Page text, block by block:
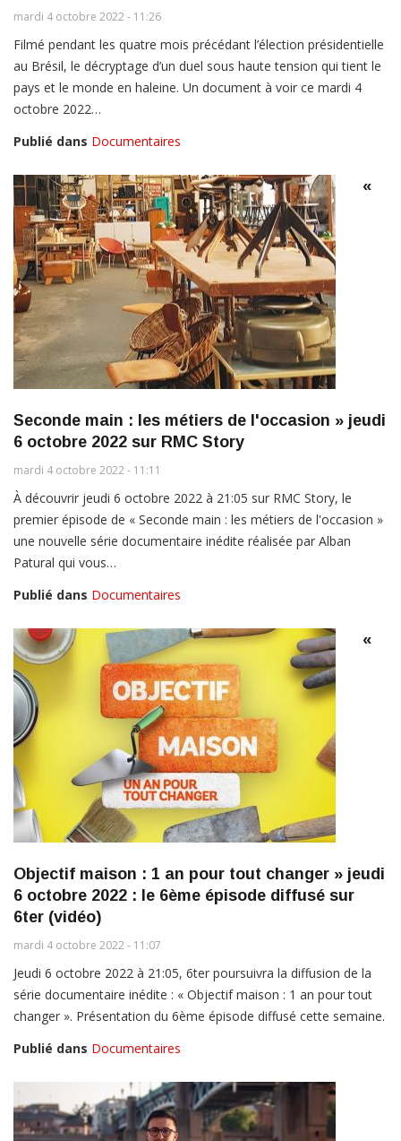
mardi 4 octobre 2022 - 11:26
Filmé pendant les quatre mois précédant l’élection présidentielle
au Brésil, le décryptage d’un duel sous haute tension qui tient le
pays et le monde en haleine. Un document à voir ce mardi 4
octobre 2022…
Publié dans Documentaires
«
Seconde main : les métiers de l'occasion » jeudi
6 octobre 2022 sur RMC Story
mardi 4 octobre 2022 - 11:11
À découvrir jeudi 6 octobre 2022 à 21:05 sur RMC Story, le
premier épisode de « Seconde main : les métiers de l'occasion »
une nouvelle série documentaire inédite réalisée par Alban
Patural qui vous…
Publié dans Documentaires
«
Objectif maison : 1 an pour tout changer » jeudi
6 octobre 2022 : le 6ème épisode diffusé sur
6ter (vidéo)
mardi 4 octobre 2022 - 11:07
Jeudi 6 octobre 2022 à 21:05, 6ter poursuivra la diffusion de la
série documentaire inédite : « Objectif maison : 1 an pour tout
changer ». Présentation du 6ème épisode diffusé cette semaine.
Publié dans Documentaires